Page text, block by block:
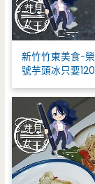
新竹竹東美食-
號芋頭冰只要